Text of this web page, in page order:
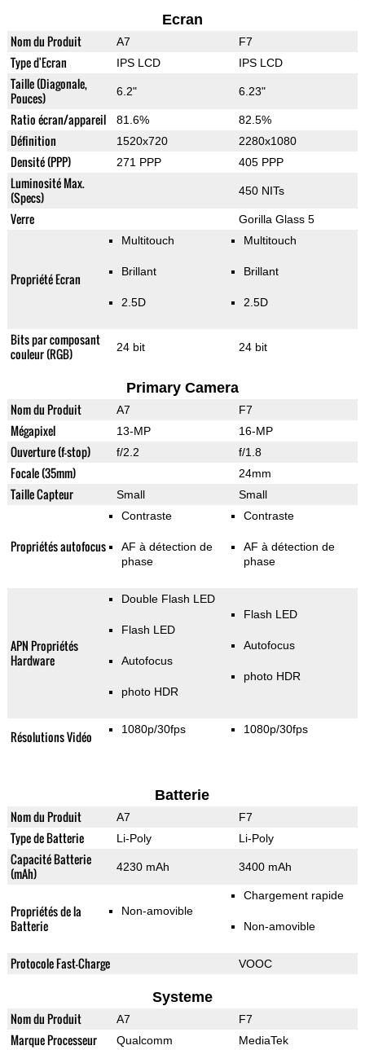
Ecran
Nom du Produit A7 F7
Type d'Ecran IPS LCD IPS LCD
Taille (Diagonale,
Pouces)
6.2" 6.23"
Ratio écran/appareil 81.6% 82.5%
Définition 1520x720 2280x1080
Densité (PPP) 271 PPP 405 PPP
Luminosité Max.
(Specs)
450 NITs
Verre Gorilla Glass 5
Propriété Ecran
Multitouch
Brillant
2.5D
Multitouch
Brillant
2.5D
Bits par composant
couleur (RGB)
24 bit 24 bit
Primary Camera
Nom du Produit A7 F7
Mégapixel 13-MP 16-MP
Ouverture (f-stop) f/2.2 f/1.8
Focale (35mm) 24mm
Taille Capteur Small Small
Propriétés autofocus
Contraste
AF à détection de
phase
Contraste
AF à détection de
phase
APN Propriétés
Hardware
Double Flash LED
Flash LED
Autofocus
photo HDR
Flash LED
Autofocus
photo HDR
Résolutions Vidéo 1080p/30fps 1080p/30fps
Batterie
Nom du Produit A7 F7
Type de Batterie Li-Poly Li-Poly
Capacité Batterie
(mAh)
4230 mAh 3400 mAh
Propriétés de la
Batterie
Non-amovible
Chargement rapide
Non-amovible
Protocole Fast-Charge VOOC
Systeme
Nom du Produit A7 F7
Marque Processeur Qualcomm MediaTek